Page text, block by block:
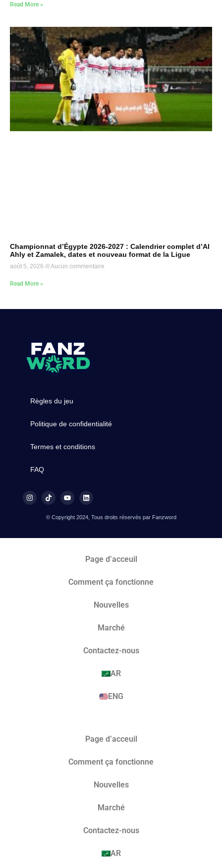
Read More »
Championnat d’Égypte 2026-2027 : Calendrier complet d’Al
Ahly et Zamalek, dates et nouveau format de la Ligue
août 5, 2026 Aucun commentaire
Read More »
Règles du jeu
Politique de confidentialité
Termes et conditions
FAQ
© Copyright 2024, Tous droits réservés par Fanzword
Page d’acceuil
Comment ça fonctionne
Nouvelles
Marché​
Contactez-nous
AR
ENG
Page d’acceuil
Comment ça fonctionne
Nouvelles
Marché​
Contactez-nous
AR